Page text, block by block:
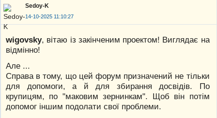
Sedoy-K
14-10-2025 11:10:27
wigovsky, вітаю із закінченим проектом! Виглядає на
відмінно!
Але ...
Справа в тому, що цей форум призначений не тільки
для допомоги, а й для збирання досвідів. По
крупицям, по "маковим зернинкам". Щоб він потім
допомог іншим подолати свої проблеми.